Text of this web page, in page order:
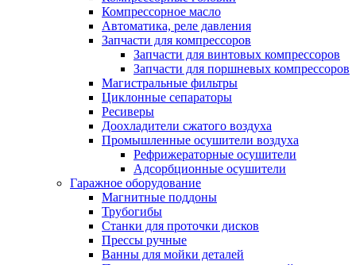
Компрессорное масло
Автоматика, реле давления
Запчасти для компрессоров
Запчасти для винтовых компрессоров
Запчасти для поршневых компрессоров
Магистральные фильтры
Циклонные сепараторы
Ресиверы
Доохладители сжатого воздуха
Промышленные осушители воздуха
Рефрижераторные осушители
Адсорбционные осушители
Гаражное оборудование
Магнитные поддоны
Трубогибы
Станки для проточки дисков
Прессы ручные
Ванны для мойки деталей